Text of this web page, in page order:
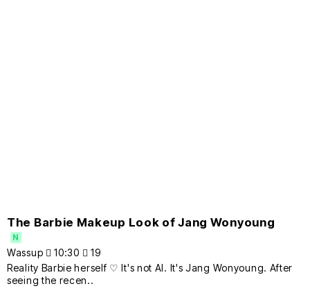
The Barbie Makeup Look of Jang Wonyoung
N
Wassup 10:30
19
Reality Barbie herself ♡ It's not AI. It's Jang Wonyoung. After
seeing the recen..